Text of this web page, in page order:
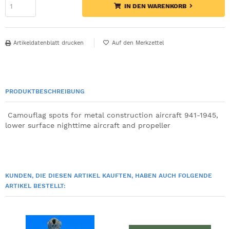
IN DEN WARENKORB
Artikeldatenblatt drucken
PRODUKTBESCHREIBUNG
Camouflag spots for metal construction aircraft 941-1945,
lower surface nighttime aircraft and propeller
KUNDEN, DIE DIESEN ARTIKEL KAUFTEN, HABEN AUCH FOLGENDE
ARTIKEL BESTELLT: